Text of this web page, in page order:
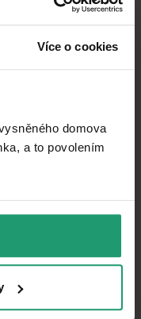
Více o cookies
domova
a to povolením
táto
Červená Voda - Moravský Karlov, Pardubický kraj